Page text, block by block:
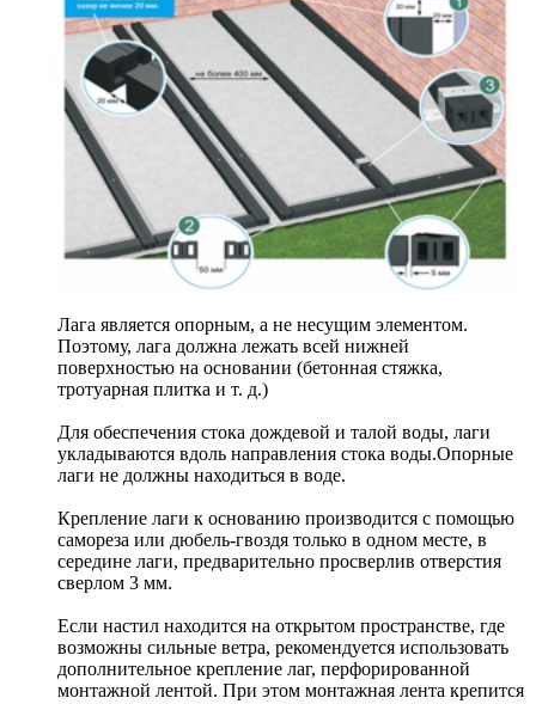
Лага является опорным, а не несущим элементом.
Поэтому, лага должна лежать всей нижней
поверхностью на основании (бетонная стяжка,
тротуарная плитка и т. д.)
Для обеспечения стока дождевой и талой воды, лаги
укладываются вдоль направления стока воды.Опорные
лаги не должны находиться в воде.
Крепление лаги к основанию производится с помощью
самореза или дюбель-гвоздя только в одном месте, в
середине лаги, предварительно просверлив отверстия
сверлом 3 мм.
Если настил находится на открытом пространстве, где
возможны сильные ветра, рекомендуется использовать
дополнительное крепление лаг, перфорированной
монтажной лентой. При этом монтажная лента крепится